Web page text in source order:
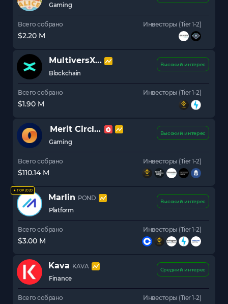
Gaming
Всего собрано
$2.20 M
Инвесторы (Tier 1-2)
MultiversX (Elrond)
Blockchain
Высокий интерес
Всего собрано
$1.90 M
Инвесторы (Tier 1-2)
Merit Circle
BEAM
Gaming
Высокий интерес
Всего собрано
$110.14 M
Инвесторы (Tier 1-2)
★ TOP 2020
Marlin POND
Platform
Высокий интерес
Всего собрано
$3.00 M
Инвесторы (Tier 1-2)
Kava KAVA
Finance
Средний интерес
Всего собрано Инвесторы (Tier 1-2)